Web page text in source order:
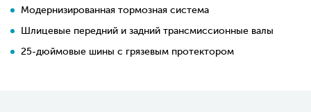
Модернизированная тормозная система
Шлицевые передний и задний трансмиссионные валы
25-дюймовые шины с грязевым протектором